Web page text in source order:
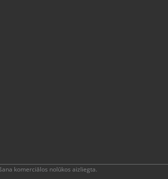
komerciālos nolūkos aizliegta.